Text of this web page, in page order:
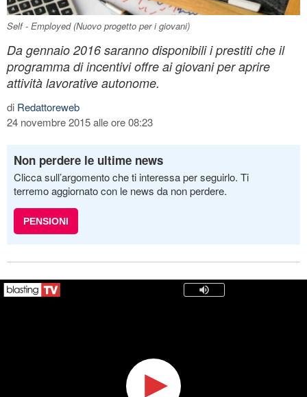
Self - Employed (Nuovo progetto per i giovani)
Da gennaio 2016 saranno disponibili i prestiti che il
programma di incentivi offre ai giovani per aprire
attività lavorative autonome.
di Redattoreweb
24 novembre 2015 alle ore 08:23
Non perdere le ultime news
Clicca sull’argomento che ti interessa per seguirlo. Ti
terremo aggiornato con le news da non perdere.
PENSIONI